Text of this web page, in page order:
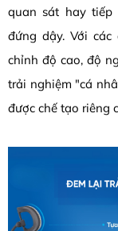
quan sát hay tiếp
đứng dậy. Với
chỉnh độ cao, độ
trải nghiệm "cá
được chế tạo riêng